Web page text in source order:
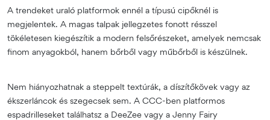
A trendeket uraló platformok ennél a típusú cipőknél is
megjelentek. A magas talpak jellegzetes fonott résszel
tökéletesen kiegészítik a modern felsőrészeket, amelyek nemcsak
finom anyagokból, hanem bőrből vagy műbőrből is készülnek.
Nem hiányozhatnak a steppelt textúrák, a díszítőkövek vagy az
ékszerláncok és szegecsek sem. A CCC-ben platformos
espadrilleseket találhatsz a DeeZee vagy a Jenny Fairy